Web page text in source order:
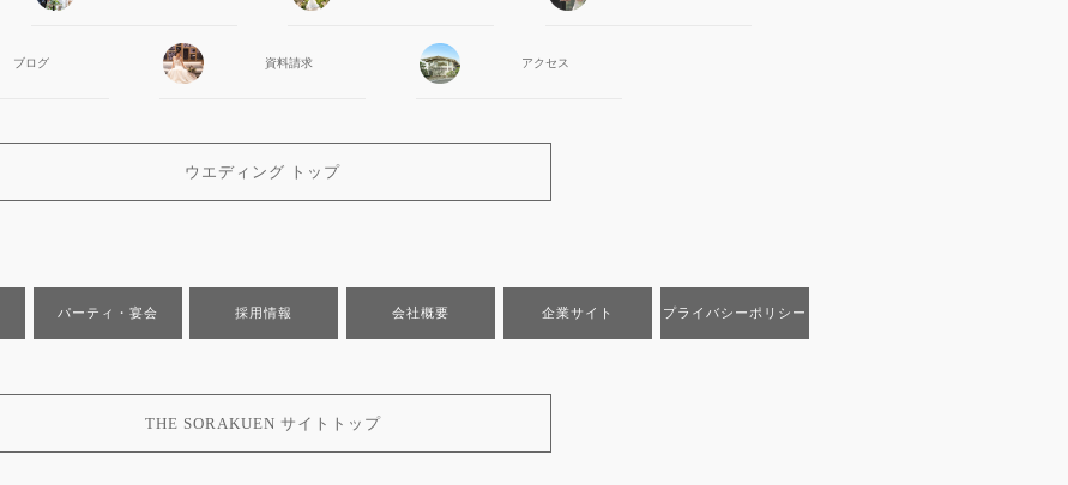
ブログ 資料請求 アクセス
ウエディング トップ
パーティ・宴会 採用情報 会社概要 企業サイト プライバシーポリシー
THE SORAKUEN サイトトップ